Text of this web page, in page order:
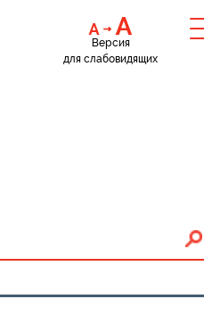
Версия
для слабовидящих